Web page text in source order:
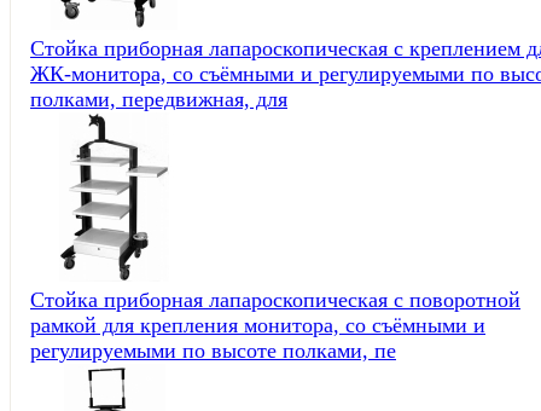
Стойка приборная лапароскопическая с креплением
ЖК-монитора, со съёмными и регулируемыми по
полками, передвижная, для
Стойка приборная лапароскопическая с поворотной
рамкой для крепления монитора, со съёмными и
регулируемыми по высоте полками, пе